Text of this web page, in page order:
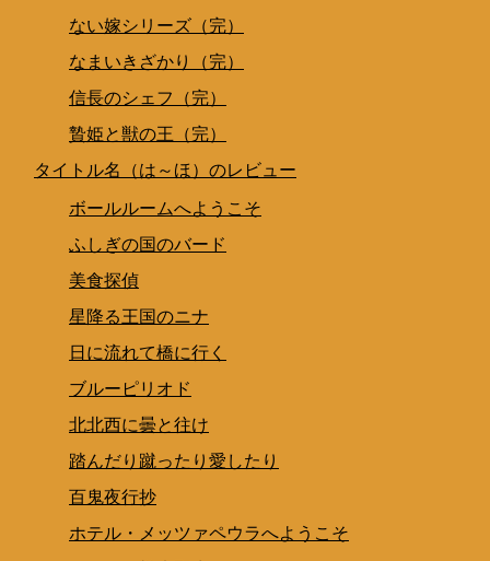
ない嫁シリーズ（完）
なまいきざかり（完）
信長のシェフ（完）
贄姫と獣の王（完）
タイトル名（は～ほ）のレビュー
ボールルームへようこそ
ふしぎの国のバード
美食探偵
星降る王国のニナ
日に流れて橋に行く
ブルーピリオド
北北西に曇と往け
踏んだり蹴ったり愛したり
百鬼夜行抄
ホテル・メッツァペウラへようこそ